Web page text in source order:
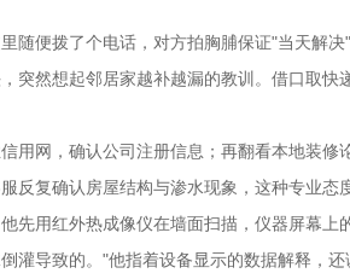
随便拨了个电话，对方拍胸脯保证"当天解
突然想起邻居家越补越漏的教训。借口取快
用网，确认公司注册信息；再翻看本地装修
反复确认房屋结构与渗水现象，这种专业态
先用红外热成像仪在墙面扫描，仪器屏幕
灌导致的。"他指着设备显示的数据解释，